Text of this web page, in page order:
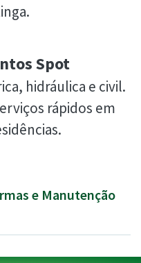
Spot
hidráulica e civil.
rápidos em
e Manutenção